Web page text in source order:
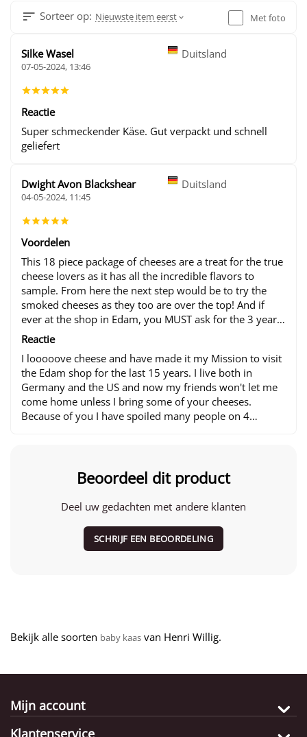
Sorteer op: Nieuwste item eerst Met foto
Silke Wasel Duitsland
07-05-2024, 13:46
Reactie
Super schmeckender Käse. Gut verpackt und schnell
geliefert
Dwight Avon Blackshear Duitsland
04-05-2024, 11:45
Voordelen
This 18 piece package of cheeses are a treat for the true
cheese lovers as it has all the incredible flavors to
sample. From here the next step would be to try the
smoked cheeses as they too are over the top! And if
ever at the shop in Edam, you MUST ask for the 3 year
old cheese on the top shelf. I suspect that after tasting
Reactie
I looooove cheese and have made it my Mission to visit
the Edam shop for the last 15 years. I live both in
Germany and the US and now my friends won't let me
come home unless I bring some of your cheeses.
Because of you I have spoiled many people on 4
Beoordeel dit product
Deel uw gedachten met andere klanten
SCHRIJF EEN BEOORDELING
Bekijk alle soorten baby kaas van Henri Willig.
Mijn account
Klantenservice